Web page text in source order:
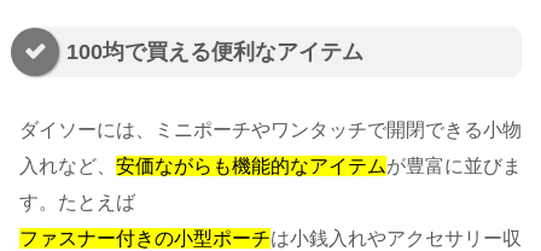
100均で買える便利なアイテム
ダイソーには、ミニポーチやワンタッチで開閉できる小物
入れなど、 安価ながらも機能的なアイテムが豊富に並びま
す。たとえば
ファスナー付きの小型ポーチは小銭入れやアクセサリー収